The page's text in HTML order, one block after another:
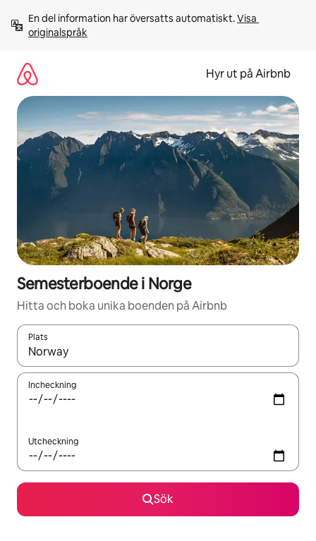
innehåll
En del information har översatts automatiskt. Visa
originalspråk
Hyr ut på Airbnb
Semesterboende i Norge
Hitta och boka unika boenden på Airbnb
Plats
När resultaten är tillgängliga kan du navigera med upp- och
Incheckning
Utcheckning
Sök